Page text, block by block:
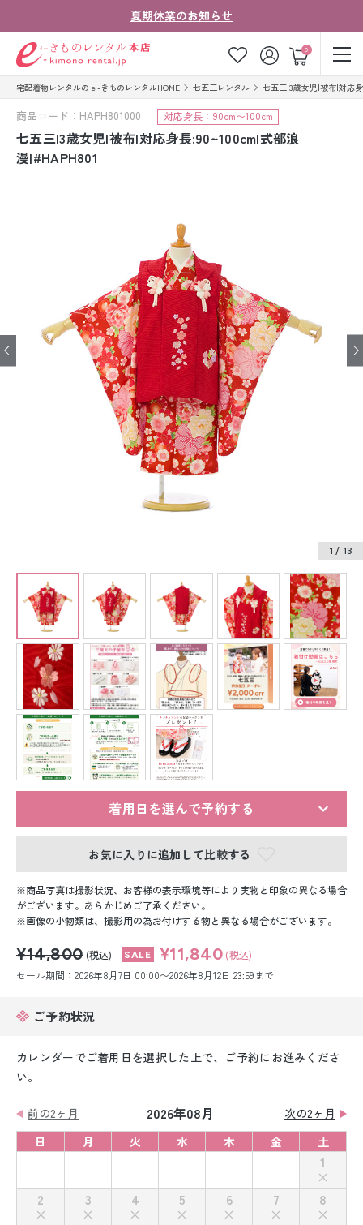
夏期休業のお知らせ
0
ゲスト
お気に入り ログイン カート
ご注文の流れ
会社案内
お客様はこちら
着物の種類から探す
七五三レンタル
ジュニア着物レンタル
ジュニア洋装レンタル
ベビー洋装レンタル
紋付袴レンタル
留袖レンタル
男性礼装レンタル
白無垢&紋付袴レンタル
引き振袖レンタル
小物販売品
宅配着物レンタルのｅ-きものレンタルHOME 七五三レンタル 七五三|3歳女児|被布|対応
商品コード：HAPH801000 対応身長：90cm〜100cm
七五三|3歳女児|被布|対応身長:90~100cm|式部浪
漫|#HAPH801
1 / 13
着用日を選んで予約する
お気に入りに追加して比較する
商品写真は撮影状況、お客様の表示環境等により実物と印象の異なる場合
がございます。あらかじめご了承ください。
画像の小物類は、撮影用の為お付けする物と異なる場合がございます。
¥14,800 (税込) ¥11,840 (税込)
セール期間：2026年8月7日 00:00〜2026年8月12日 23:59まで
ご予約状況
カレンダーでご着用日を選択した上で、ご予約にお進みくださ
い。
前の2ヶ月 2026年08月
次の2ヶ月
日
月 火 水 木 金 土
1
2
3 4 5 6 7
8